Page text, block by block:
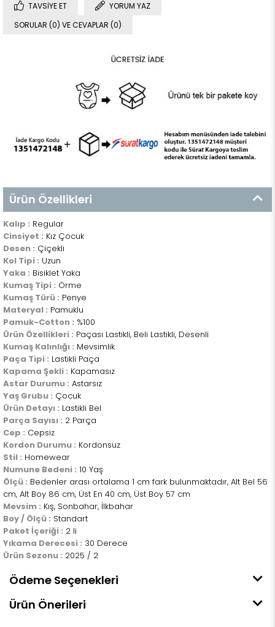
TAVSIYE ET
YORUM YAZ
SORULAR (0) VE CEVAPLAR (0)
Ürün Özellikleri
Kalıp : Regular
Cinsiyet : Kız Çocuk
Desen : Çiçekli
Kol Tipi : Uzun
Yaka : Bisiklet Yaka
Kumaş Tipi : Örme
Kumaş Türü : Penye
Materyal : Pamuklu
Pamuk-Cotton : %100
Ürün Özellikleri : Paçası Lastikli, Beli Lastikli, Desenli
Kumaş Kalınlığı : Mevsimlik
Paça Tipi : Lastikli Paça
Kapama Şekli : Kapamasız
Astar Durumu : Astarsız
Yaş Grubu : Çocuk
Ürün Detayı : Lastikli Bel
Parça Sayısı : 2 Parça
Cep : Cepsiz
Kordon Durumu : Kordonsuz
Stil : Homewear
Numune Bedeni : 10 Yaş
Ölçü : Bedenler arası ortalama 1 cm fark bulunmaktadır, Alt Bel 56
cm, Alt Boy 86 cm, Üst En 40 cm, Üst Boy 57 cm
Mevsim : Kış, Sonbahar, İlkbahar
Boy / Ölçü : Standart
Paket İçeriği : 2 li
Yıkama Derecesi : 30 Derece
Ürün Sezonu : 2025 / 2
Ödeme Seçenekleri
Ürün Önerileri